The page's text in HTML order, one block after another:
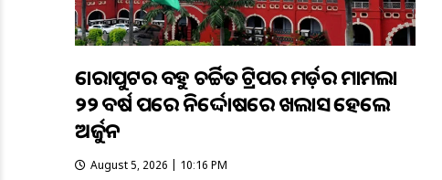
କୋରାପୁଟର ବହୁ ଚର୍ଚ୍ଚିତ ଟ୍ରିପର ମର୍ଡ଼ର ମାମଲା
୨୨ ବର୍ଷ ପରେ ନିର୍ଦ୍ଦୋଷରେ ଖଲାସ ହେଲେ
ଅର୍ଜୁନ
August 5, 2026 | 10:16 PM